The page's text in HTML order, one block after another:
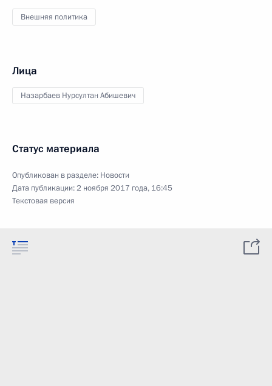
Внешняя политика
Лица
Назарбаев Нурсултан Абишевич
Статус материала
Опубликован в разделе: Новости
Дата публикации:2 ноября 2017 года, 16:45
Текстовая версия